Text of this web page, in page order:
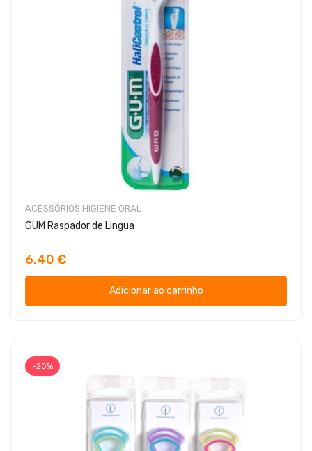
ACESSÓRIOS HIGIENE ORAL
GUM Raspador de Lingua
6,40 €
Adicionar ao carrinho
-20%